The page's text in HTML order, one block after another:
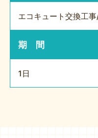
エコキュート交換工
期 間
1日